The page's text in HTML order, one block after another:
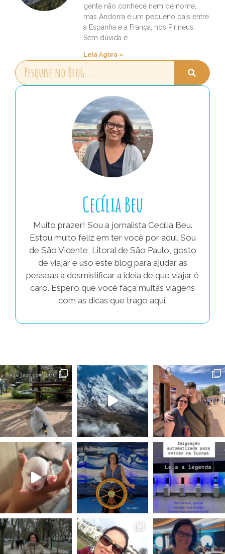
gente não conhece nem de nome,
mas Andorra é um pequeno país entre
a Espanha e a França, nos Pirineus.
Sem dúvida é
Leia Agora »
Cecília Beu
Muito prazer! Sou a jornalista Cecília Beu.
Estou muito feliz em ter você por aqui. Sou
de São Vicente, Litoral de São Paulo, gosto
de viajar e uso este blog para ajudar as
pessoas a desmistificar a ideia de que viajar é
caro. Espero que você faça muitas viagens
com as dicas que trago aqui.